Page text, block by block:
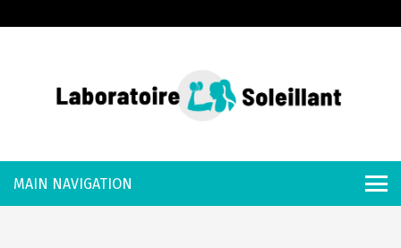
c
n
Laboratoire
Soleillant